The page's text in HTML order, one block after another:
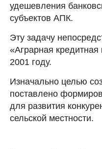
удешевления
субъектов АПК.
Эту задачу
«Аграрная
2001 году.
Изначально целью
поставлено
для развития
сельской местности.